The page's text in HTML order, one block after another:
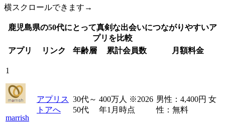
横スクロールできます→
鹿児島県の50代にとって真剣な出会いにつながりやすいア
プリを比較
アプリ
リンク 年齢層 累計会員数 月額料金
1
marrish
アプリス
トアへ
30代～
50代
400万人 ※2026
年1月時点
男性：4,400円 女
性：無料